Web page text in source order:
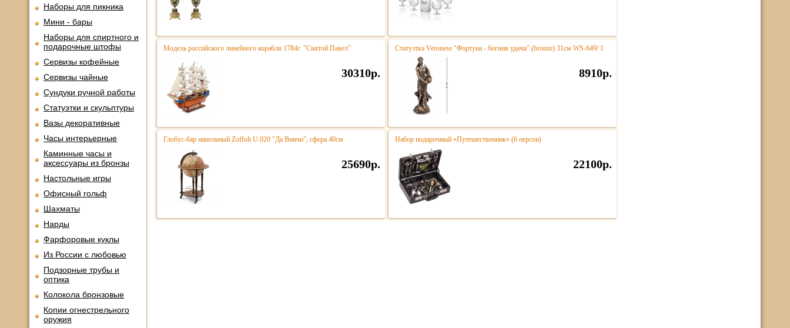
Наборы для пикника
Мини - бары
Наборы для спиртного и
подарочные штофы
Сервизы кофейные
Сервизы чайные
Сундуки ручной работы
Статуэтки и скульптуры
Вазы декоративные
Часы интерьерные
Каминные часы и
аксессуары из бронзы
Настольные игры
Офисный гольф
Шахматы
Нарды
Фарфоровые куклы
Из России с любовью
Подзорные трубы и
оптика
Колокола бронзовые
Копии огнестрельного
оружия
Модель российского линейного корабля 1784г. "Святой Павел"
30310р.
Статуэтка Veronese "Фортуна - богиня удачи" (bronze) 31см WS-649/ 1
8910р.
Глобус-бар напольный Zoffoli U.020 "Да Винчи", сфера 40см
25690р.
Набор подарочный «Путешественник» (6 персон)
22100р.